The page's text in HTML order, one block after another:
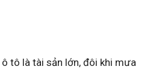
tô là tài sản lớn, đôi khi mưa